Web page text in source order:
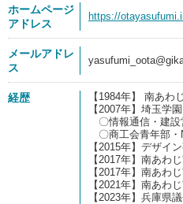
ホームページ
アドレス
https://
メールアドレ
ス
経歴
【1984年】 南あわ
【2007年】埼玉学
〇情報通信・建設
〇商工会青年部・
【2015年】デザイ
【2017年】南あわ
【2017年】南あわ
【2021年】南あわ
【2023年】兵庫県